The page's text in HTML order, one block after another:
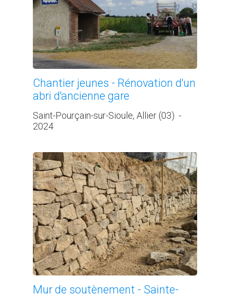
Chantier jeunes - Rénovation d'un
abri d'ancienne gare
Saint-Pourçain-sur-Sioule, Allier (03) -
2024
Mur de soutènement - Sainte-